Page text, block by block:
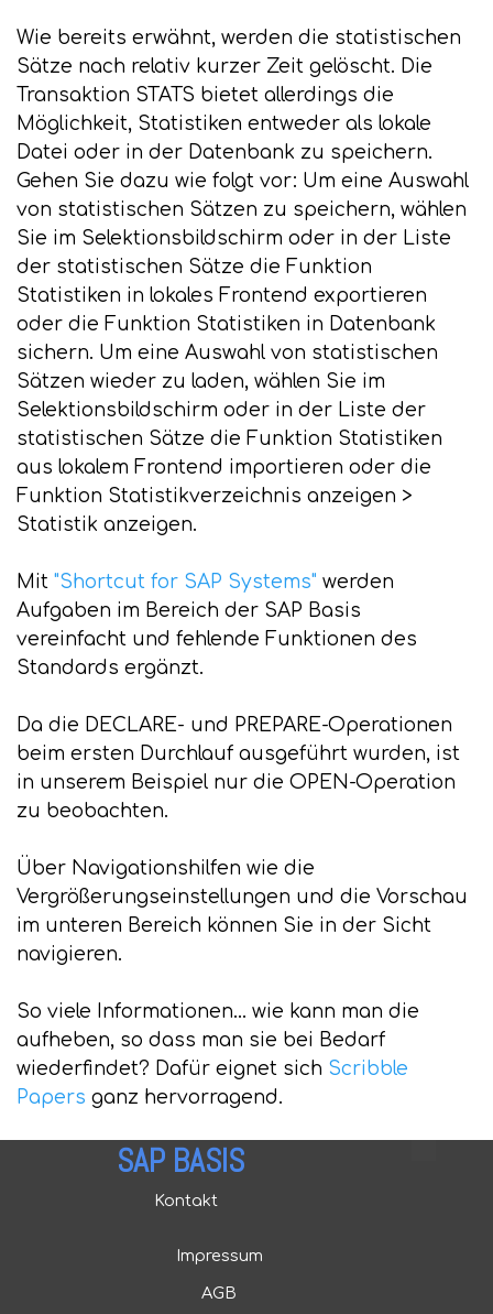
Wie bereits erwähnt, werden die statistischen
Sätze nach relativ kurzer Zeit gelöscht. Die
Transaktion STATS bietet allerdings die
Möglichkeit, Statistiken entweder als lokale
Datei oder in der Datenbank zu speichern.
Gehen Sie dazu wie folgt vor: Um eine Auswahl
von statistischen Sätzen zu speichern, wählen
Sie im Selektionsbildschirm oder in der Liste
der statistischen Sätze die Funktion
Statistiken in lokales Frontend exportieren
oder die Funktion Statistiken in Datenbank
sichern. Um eine Auswahl von statistischen
Sätzen wieder zu laden, wählen Sie im
Selektionsbildschirm oder in der Liste der
statistischen Sätze die Funktion Statistiken
aus lokalem Frontend importieren oder die
Funktion Statistikverzeichnis anzeigen >
Statistik anzeigen.
Mit "Shortcut for SAP Systems" werden
Aufgaben im Bereich der SAP Basis
vereinfacht und fehlende Funktionen des
Standards ergänzt.
Da die DECLARE- und PREPARE-Operationen
beim ersten Durchlauf ausgeführt wurden, ist
in unserem Beispiel nur die OPEN-Operation
zu beobachten.
Über Navigationshilfen wie die
Vergrößerungseinstellungen und die Vorschau
im unteren Bereich können Sie in der Sicht
navigieren.
So viele Informationen... wie kann man die
aufheben, so dass man sie bei Bedarf
wiederfindet? Dafür eignet sich Scribble
Papers ganz hervorragend.
Kontakt
Impressum
AGB
SAP BASIS